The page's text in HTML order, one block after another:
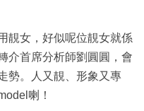
靚女，好似呢位靚女就係
介首席分析師劉圓圓，會
勢。人又靚、形象又專
喇！